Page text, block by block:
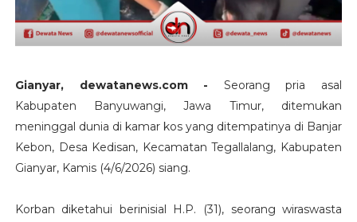
Gianyar, dewatanews.com - Seorang pria asal
Kabupaten Banyuwangi, Jawa Timur, ditemukan
meninggal dunia di kamar kos yang ditempatinya di Banjar
Kebon, Desa Kedisan, Kecamatan Tegallalang, Kabupaten
Gianyar, Kamis (4/6/2026) siang.
Korban diketahui berinisial H.P. (31), seorang wiraswasta